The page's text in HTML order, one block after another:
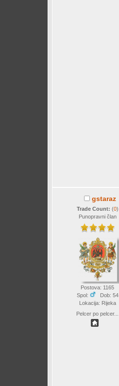
gstaraz
Trade Count: (0)
Punopravni član
Postova: 1165
Spol:
Dob: 54
Lokacija: Rijeka
Pelcer po pelcer...